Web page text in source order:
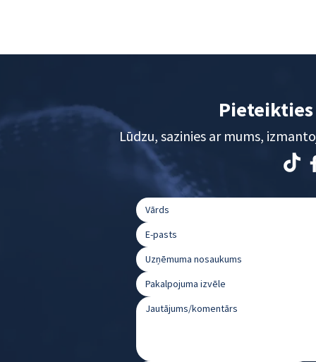
Lūdzu, sazinies ar mums,
Pakalpojuma izvēle